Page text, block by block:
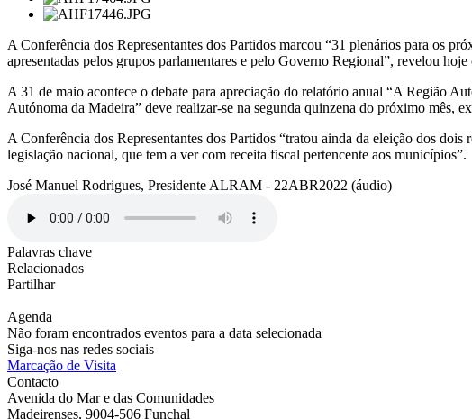
A Conferência dos Representantes dos Partidos marcou “31 plenários para os
apresentadas pelos grupos parlamentares e pelo Governo Regional”, revelou
A 31 de maio acontece o debate para apreciação do relatório anual “A Região
Autónoma da Madeira” deve realizar-se na segunda quinzena do próximo mês,
A Conferência dos Representantes dos Partidos “tratou ainda da eleição dos
legislação nacional, que tem a ver com receita fiscal pertencente aos municípios”.
José Manuel Rodrigues, Presidente ALRAM - 22ABR2022 (áudio)
Palavras chave
Relacionados
Partilhar
Agenda
Não foram encontrados eventos para a data selecionada
Siga-nos nas redes sociais
Marcação de Visita
Contacto
Avenida do Mar e das Comunidades
Madeirenses, 9004-506 Funchal